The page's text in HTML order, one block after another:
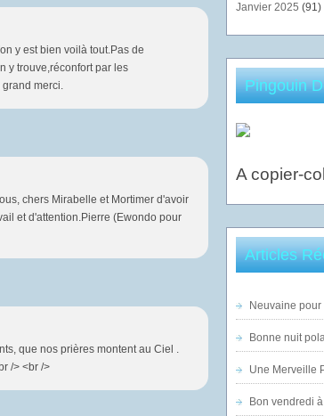
y est bien voilà tout.Pas de
y trouve,réconfort par les
merci.
chers Mirabelle et Mortimer d'avoir
et d'attention.Pierre (Ewondo pour
que nos prières montent au Ciel .
/> <br />
Janvier 2025 (91)
Pingouin
A copier-
Articles
Neuvaine
Bonne nuit
Une Merveille
Bon vendredi